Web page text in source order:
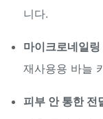
니다.
마이크로네일링
재사용용 바늘
피부 안 통한 전